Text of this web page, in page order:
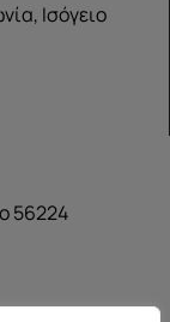
Ισόγειο
56224